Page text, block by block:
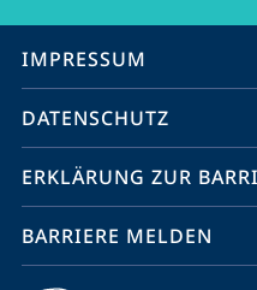
Service-
Navigation
IMPRESSUM
DATENSCHUTZ
ERKLÄRUNG ZUR
BARRIERE MELDEN